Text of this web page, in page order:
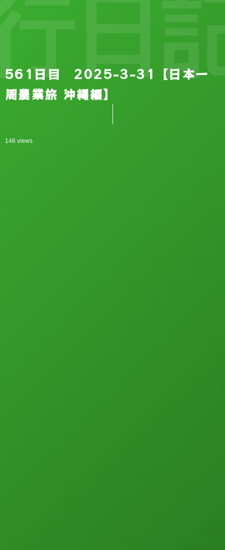
561日目 2025-3-31【日本一
周農業旅 沖縄編】
146 views